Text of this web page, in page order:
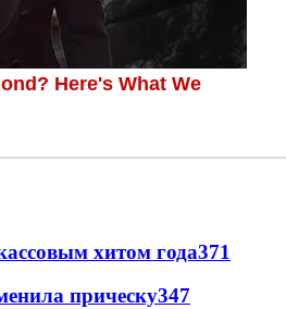
хитом года371
прическу347